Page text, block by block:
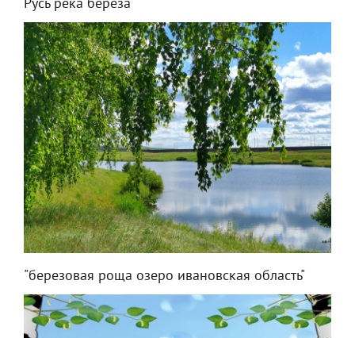
Русь река береза
"березовая роща озеро ивановская область"